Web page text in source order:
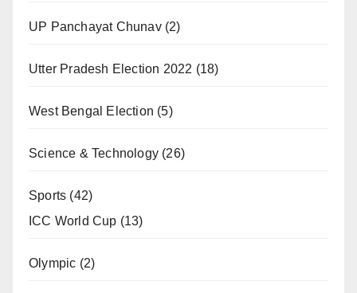
UP Panchayat Chunav(2)
Utter Pradesh Election 2022 (18)
West Bengal Election (5)
Science & Technology (26)
Sports (42)
ICC World Cup (13)
Olympic (2)